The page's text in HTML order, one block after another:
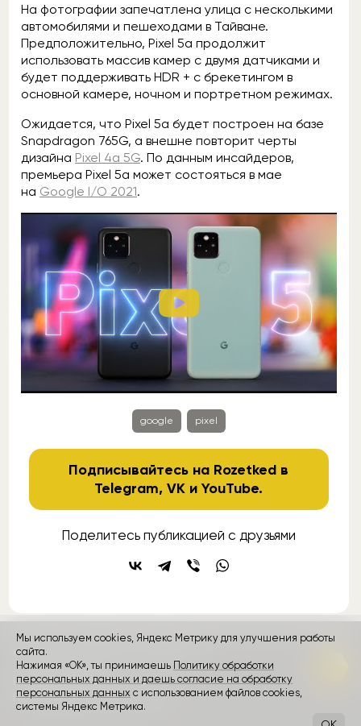
На фотографии запечатлена улица с несколькими
автомобилями и пешеходами в Тайване.
Предположительно, Pixel 5a продолжит
использовать массив камер с двумя датчиками и
будет поддерживать HDR + с брекетингом в
основной камере, ночном и портретном режимах.
Ожидается, что Pixel 5a будет построен на базе
Snapdragon 765G, а внешне повторит черты
дизайна Pixel 4a 5G. По данным инсайдеров,
премьера Pixel 5a может состояться в мае
на Google I/O 2021.
google pixel
Подписывайтесь на Rozetked в
Telegram,VK иYouTube.
Поделитесь публикацией с друзьями
контакты
Rozetked © 2026
Пользовательское соглашение
Мы используем cookies, Яндекс Метрику для улучшения работы
сайта.
Нажимая «ОК», ты принимаешь Политику обработки
персональных данных и даешь согласие на обработку
персональных данных с использованием файлов cookies,
системы Яндекс Метрика.